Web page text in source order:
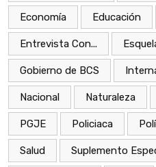
Economía Educación
Entrevista Con...
Gobierno de BCS
Nacional Naturaleza
PGJE Policiaca
Salud Suplemento